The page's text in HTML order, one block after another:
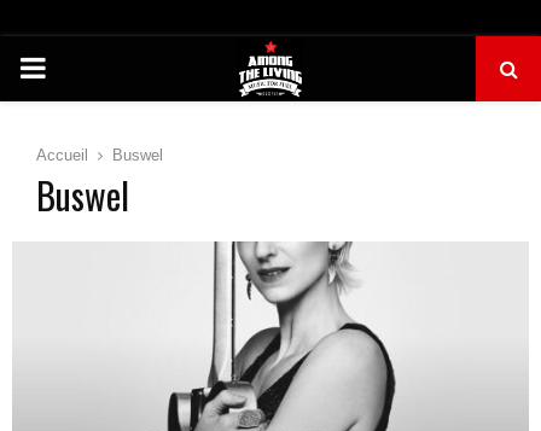
PRIMARY
Accueil Buswel
Buswel